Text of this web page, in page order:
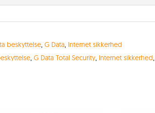
beskyttelse, G Data, Internet sikkerhed
, G Data Total Security, Internet sikkerhed,